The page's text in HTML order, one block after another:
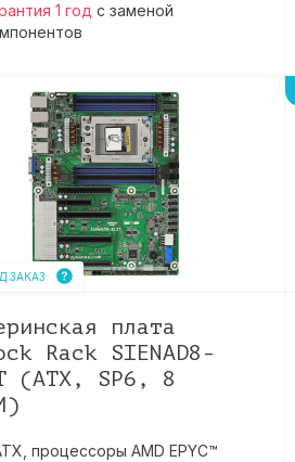
1 год с заменой
ЗАКАЗ
плата
Rack SIENAD8-
(ATX, SP6, 8
процессоры AMD EPYC™